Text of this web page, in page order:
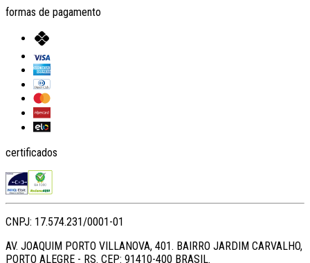
formas de pagamento
certificados
CNPJ: 17.574.231/0001-01
AV. JOAQUIM PORTO VILLANOVA, 401. BAIRRO JARDIM CARVALHO,
PORTO ALEGRE - RS. CEP: 91410-400 BRASIL.